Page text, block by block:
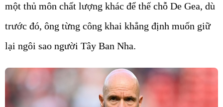
một thủ môn chất lượng khác để thế chỗ De Gea, dù
trước đó, ông từng công khai khẳng định muốn giữ
lại ngôi sao người Tây Ban Nha.